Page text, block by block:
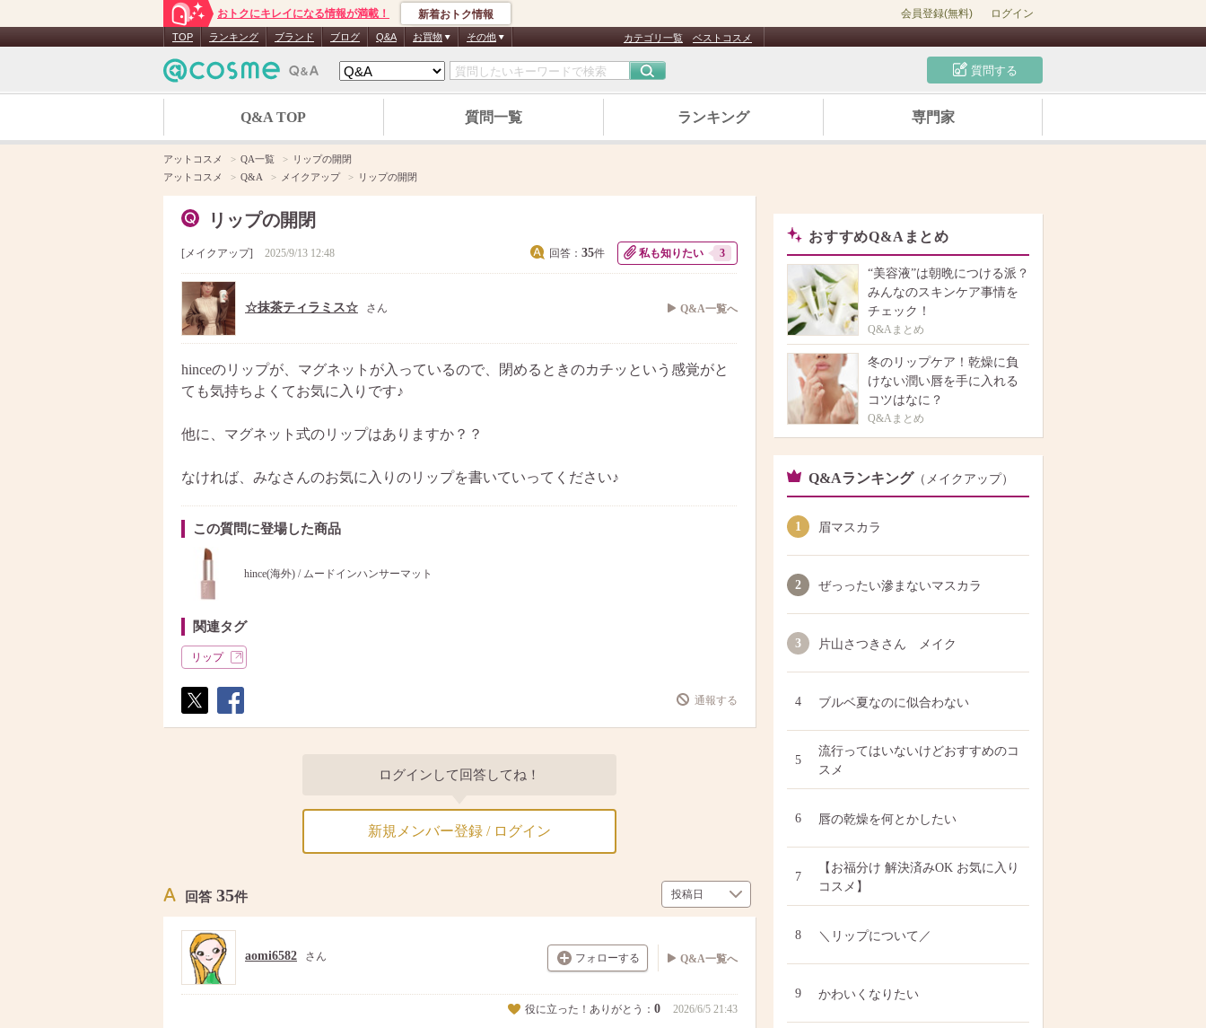
おトクにキレイになる情報が満載！ 新着おトク情報 会員登録(無料) ログイン
TOP ランキング ブランド ブログ Q&A お買物 その他 カテゴリ一覧 ベストコスメ
質問する
Q&A TOP 質問一覧 ランキング 専門家
アットコスメ QA一覧
リップの開閉
アットコスメ
Q&A メイクアップ リップの開閉
リップの開閉
メイクアップ 2025/9/13 12:48 回答： 35件 私も知りたい 3
☆抹茶ティラミス☆ さん Q&A一覧へ
hinceのリップが、マグネットが入っているので、閉めるときのカチッという感覚がと
ても気持ちよくてお気に入りです♪
他に、マグネット式のリップはありますか？？
なければ、みなさんのお気に入りのリップを書いていってください♪
この質問に登場した商品
hince(海外) / ムードインハンサーマット
関連タグ
リップ
ト
ア
通報する
ログインして回答してね！
新規メンバー登録 / ログイン
回答 35件
フォローする
aomi6582 さん Q&A一覧へ
役に立った！ありがとう： 0 2026/6/5 21:43
おすすめQ&Aまとめ
“美容液”は朝晩につける派？
みんなのスキンケア事情を
チェック！
Q&Aまとめ
冬のリップケア！乾燥に負
けない潤い唇を手に入れる
コツはなに？
Q&Aまとめ
Q&Aランキング （メイクアップ）
1 眉マスカラ
2 ぜっったい滲まないマスカラ
3 片山さつきさん メイク
4 ブルベ夏なのに似合わない
5
流行ってはいないけどおすすめのコ
スメ
6 唇の乾燥を何とかしたい
7
【お福分け 解決済みOK お気に入り
コスメ】
8 ＼リップについて／
9 かわいくなりたい